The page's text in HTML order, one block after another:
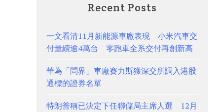
Recent Posts
一文看清11月新能源車廠表現 小米汽車交
付量續逾4萬台 零跑車全系交付再創新高
華為「問界」車廠賽力斯獲深交所調入港股
通標的證券名單
特朗普稱已決定下任聯儲局主席人選 12月